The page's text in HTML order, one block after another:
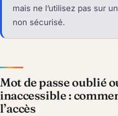
mais ne l’utilisez pas sur
non sécurisé.
Mot de passe oublié
inaccessible :
l’accès